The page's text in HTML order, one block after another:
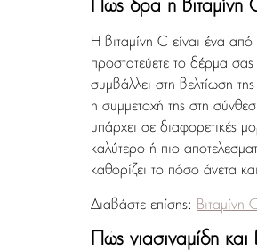
Πώς δρα η βιταμίνη
Η βιταμίνη C είναι ένα
προστατεύετε το δέρμα
συμβάλλει στη βελτίωση
η συμμετοχή της στη
υπάρχει σε διαφορετικές
καλύτερο ή πιο
καθορίζει το πόσο άνετα
Διαβάστε επίσης:
Πώς νιασιναμίδη